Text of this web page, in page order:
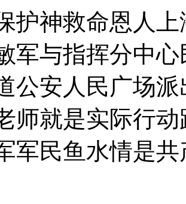
护神救命恩人
军与指挥分中
公安人民广场
师就是实际行
军民鱼水情是